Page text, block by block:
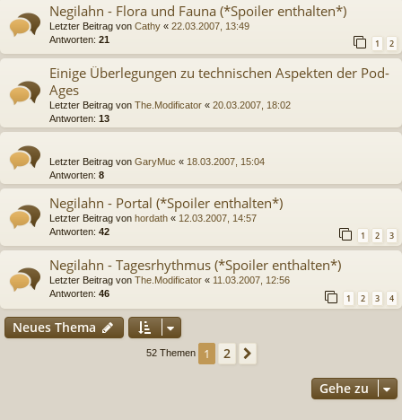
Negilahn - Flora und Fauna (*Spoiler enthalten*)
Letzter Beitrag von Cathy « 22.03.2007, 13:49
Antworten: 21 1 2
Einige Überlegungen zu technischen Aspekten der Pod-
Ages
Letzter Beitrag von The.Modificator « 20.03.2007, 18:02
Antworten: 13
Letzter Beitrag von GaryMuc « 18.03.2007, 15:04
Antworten: 8
Negilahn - Portal (*Spoiler enthalten*)
Letzter Beitrag von hordath « 12.03.2007, 14:57
Antworten: 42 1 2 3
Negilahn - Tagesrhythmus (*Spoiler enthalten*)
Letzter Beitrag von The.Modificator « 11.03.2007, 12:56
Antworten: 46 1 2 3 4
Neues Thema
52 Themen 1 2
Gehe zu